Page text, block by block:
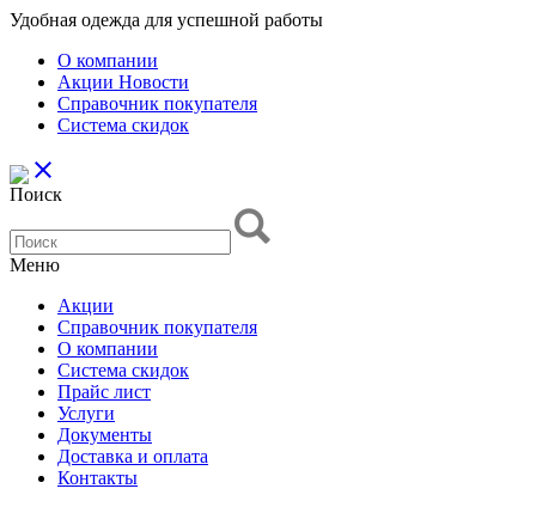
Удобная одежда для успешной работы
О компании
Aкции Новости
Справочник покупателя
Система скидок
close
Поиск
Меню
Aкции
Справочник покупателя
О компании
Система скидок
Прайс лист
Услуги
Документы
Доставка и оплата
Контакты